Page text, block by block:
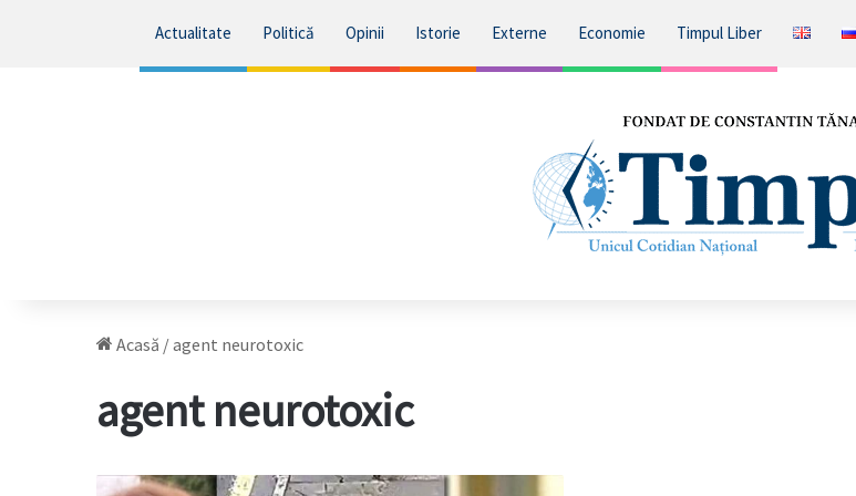
Actualitate Politică Opinii Istorie Externe Economie Timpul Liber
Acasă /agent neurotoxic
agent neurotoxic
Iulia